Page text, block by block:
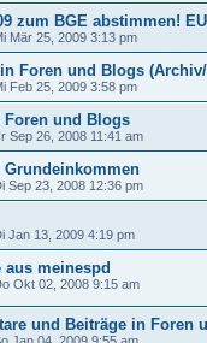
zum BGE abstimmen!
Mär 25, 2009 3:13 pm
Foren und Blogs
Feb 25, 2009 3:58 pm
Foren und Blogs
Sep 26, 2008 11:41 am
Grundeinkommen
Sep 23, 2008 12:36 pm
Jan 13, 2009 4:19 pm
aus meinespd
Okt 02, 2008 9:15 am
und Beiträge in Foren